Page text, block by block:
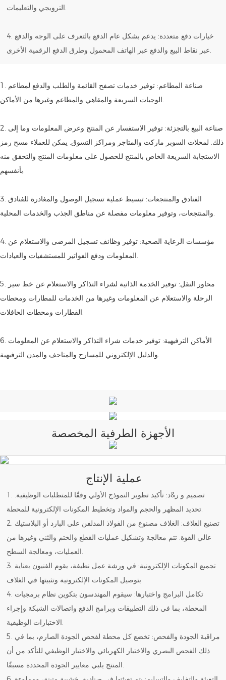
الترويجي والتعليمات.
4. خيارات دفع متعددة: يدعم بشكل عام الدفع بالتعرف على الوجه والدفع
عبر نقاط البيع والدفع عبر الهاتف المحمول وطرق الدفع الرقمية الأخرى.
1. صناعة المطاعم: توفير خدمات تصفح القائمة والطلب والدفع لمطاعم
الوجبات السريعة والمقاهي والمطاعم وغيرها من الأماكن.
2. صناعة البيع بالتجزئة: توفير الاستفسار عن المنتج وعرض المعلومات وما إلى
ذلك. لمحلات السوبر ماركت والمتاجر ومراكز التسوق. يمكن للعملاء مسح رمز
الاستجابة السريعة الخاص بالمنتج للحصول على معلومات المنتج والتحقق منه
بأنفسهم.
3. الفنادق والمنتجعات: تبسيط عملية تسجيل الوصول والمغادرة للفنادق
والمنتجعات، وتوفير معلومات مفصلة عن مناطق الجذب والخدمات المحلية.
4. مؤسسات الرعاية الصحية: توفير وظائف تسجيل المرضى والاستعلام عن
المعلومات ودفع الفواتير للمستشفيات والعيادات.
5. محاور النقل: توفير الخدمة الذاتية لشراء التذاكر والاستعلام عن خط سير
الرحلة والاستعلام عن المعلومات وغيرها من الخدمات للمطارات ومحطات
القطارات ومحطات الحافلات.
6. الأماكن الترفيهية: توفير خدمات شراء التذاكر والاستعلام عن المعلومات
والدليل الإلكتروني للمسارح والمتاحف والمدن الترفيهية.
الأجهزة الطرفية المخصصة
عملية الإنتاج
1. تصميم و ر&د: تأكيد تطوير النموذج الأولي وفقًا للمتطلبات الوظيفية.
تحديد المظهر والحجم والمواد وتخطيط المكونات الإلكترونية للمحطة.
2. تصنيع الغلاف: الغلاف مصنوع من الفولاذ المدلفن على البارد أو البلاستيك
عالي القوة. تتم معالجة وتشكيل عمليات القطع والختم والثني وغيرها من
العمليات، ومعالجة السطح.
3. تجميع المكونات الإلكترونية: في ورشة عمل نظيفة، يقوم الفنيون بعناية
بتوصيل المكونات الإلكترونية وتثبيتها في الغلاف.
4. تكامل البرامج واختبارها: سيقوم المهندسون بتكوين نظام برمجيات
المحطة، بما في ذلك التطبيقات وبرامج الدفع واتصالات الشبكة وإجراء
الاختبارات الوظيفية.
5. مراقبة الجودة والفحص: تخضع كل محطة لفحص الجودة الصارم، بما في
ذلك الفحص البصري والاختبار الكهربائي والاختبار الوظيفي للتأكد من أن
المنتج يلبي معايير الجودة المحددة مسبقًا.